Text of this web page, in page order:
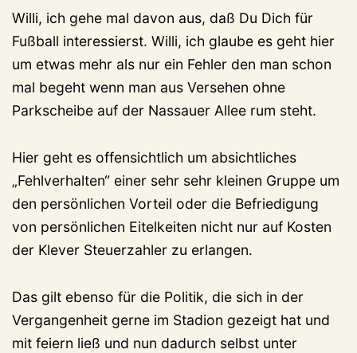
Willi, ich gehe mal davon aus, daß Du Dich für
Fußball interessierst. Willi, ich glaube es geht hier
um etwas mehr als nur ein Fehler den man schon
mal begeht wenn man aus Versehen ohne
Parkscheibe auf der Nassauer Allee rum steht.
Hier geht es offensichtlich um absichtliches
„Fehlverhalten“ einer sehr sehr kleinen Gruppe um
den persönlichen Vorteil oder die Befriedigung
von persönlichen Eitelkeiten nicht nur auf Kosten
der Klever Steuerzahler zu erlangen.
Das gilt ebenso für die Politik, die sich in der
Vergangenheit gerne im Stadion gezeigt hat und
mit feiern ließ und nun dadurch selbst unter